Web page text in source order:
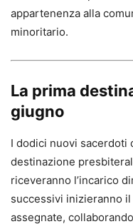
appartenenza alla
minoritario.
La prima
giugno
I dodici nuovi sacerdoti
destinazione
riceveranno l’incarico
successivi inizieranno
assegnate,